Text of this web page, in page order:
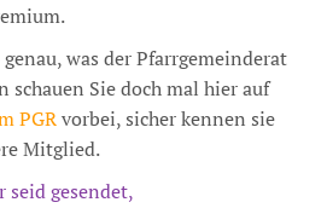
was der Pfarrgemeinderat
schauen Sie doch mal hier auf
PGRvorbei, sicher kennen sie
Mitglied.
seid gesendet,